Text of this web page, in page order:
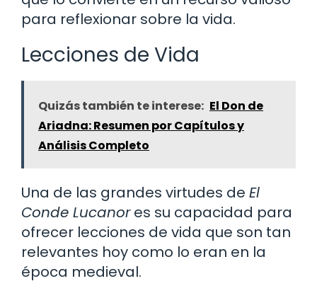
para reflexionar sobre la vida.
Lecciones de Vida
Quizás también te interese: El Don de
Ariadna: Resumen por Capítulos y
Análisis Completo
Una de las grandes virtudes de El
Conde Lucanores su capacidad para
ofrecer lecciones de vida que son tan
relevantes hoy como lo eran en la
época medieval.